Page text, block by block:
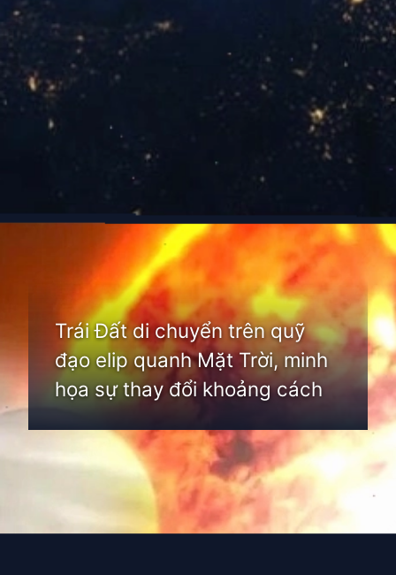
https://thienvanhoc.edu.vn/khoang-cach-mat-troi-den-trai-dat
Trái Đất di chuyển trên quỹ
đạo elip quanh Mặt Trời, minh
họa sự thay đổi khoảng cách